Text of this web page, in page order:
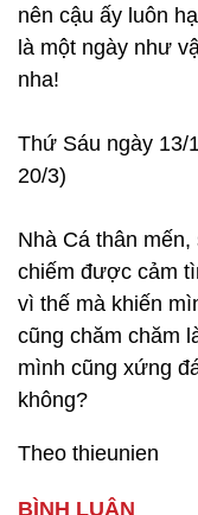
nên cậu ấy luôn
là một ngày như
nha!
Thứ Sáu ngày 13/
20/3)
Nhà Cá thân
chiếm được cảm
vì thế mà khiến
cũng chăm chăm
mình cũng xứng
không?
Theo thieunien